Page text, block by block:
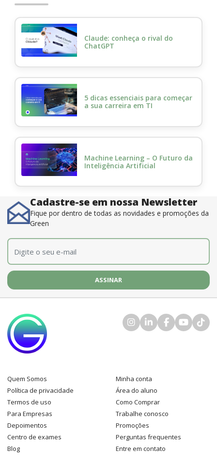
Claude: conheça o rival do
ChatGPT
5 dicas essenciais para começar
a sua carreira em TI
Machine Learning – O Futuro da
Inteligência Artificial
Cadastre-se em nossa Newsletter
Fique por dentro de todas as novidades e promoções da
Green
E-mail
Quem Somos
Política de privacidade
Termos de uso
Para Empresas
Depoimentos
Centro de exames
Blog
Minha conta
Área do aluno
Como Comprar
Trabalhe conosco
Promoções
Perguntas frequentes
Entre em contato